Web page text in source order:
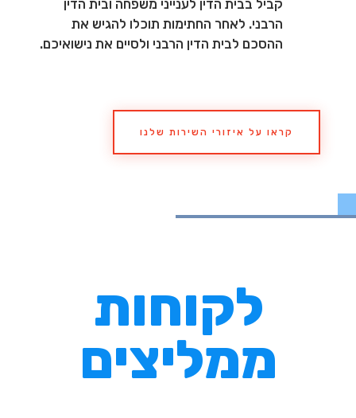
קביל בבית הדין לענייני משפחה ובית הדין
הרבני. לאחר החתימות תוכלו להגיש את
ההסכם לבית הדין הרבני ולסיים את נישואיכם.
קראו על איזורי השירות שלנו
לקוחות
ממליצים